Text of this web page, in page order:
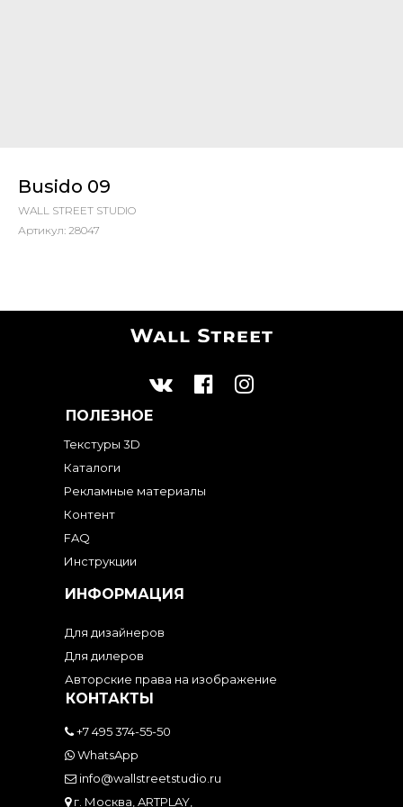
Busido 09
WALL STREET STUDIO
Артикул: 28047
ПОЛЕЗНОЕ
Текстуры 3D
Каталоги
Рекламные материалы
Контент
FAQ
Инструкции
ИНФОРМАЦИЯ
Для дизайнеров
Для дилеров
Авторские права на изображение
КОНТАКТЫ
+7 495 374-55-50
WhatsApp
info@wallstreetstudio.ru
г. Москва, ARTPLAY,